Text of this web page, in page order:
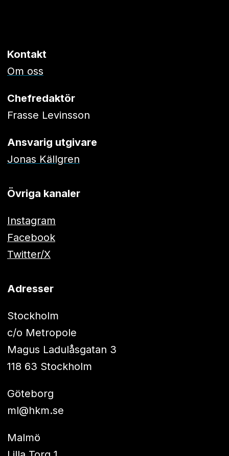
Kontakt
Om oss
Chefredaktör
Frasse Levinsson
Ansvarig utgivare
Jonas Källgren
Övriga kanaler
Instagram
Facebook
Twitter/X
Adresser
Stockholm
c/o Metropole
Magus Ladulåsgatan 3
118 63 Stockholm
Göteborg
ml@hkm.se
Malmö